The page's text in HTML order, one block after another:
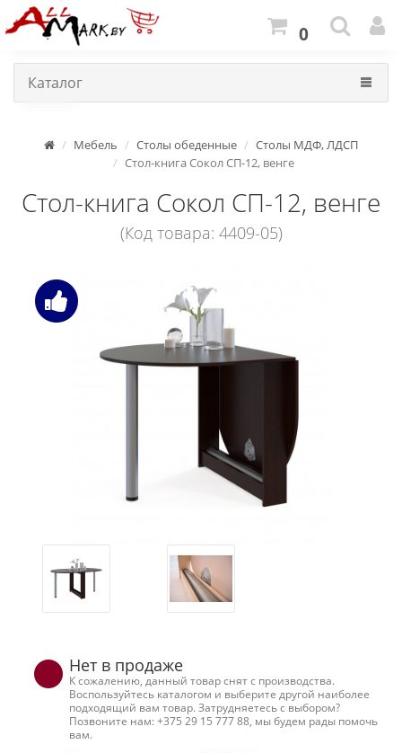
0
Каталог
Мебель Столы обеденные
Столы МДФ, ЛДСП
Стол-книга Сокол СП-12, венге
Стол-книга Сокол СП-12, венге
(Код товара: 4409-05)
Нет в продаже
К сожалению, данный товар снят с производства.
Воспользуйтесь каталогом и выберите другой наиболее
подходящий вам товар. Затрудняетесь с выбором?
Позвоните нам: +375 29 15 777 88, мы будем рады помочь
вам.